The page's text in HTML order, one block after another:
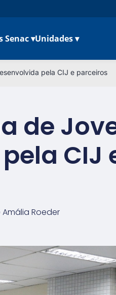
Senac ▾Unidades ▾
pela CIJ e parceiros
de
CIJ
Roeder